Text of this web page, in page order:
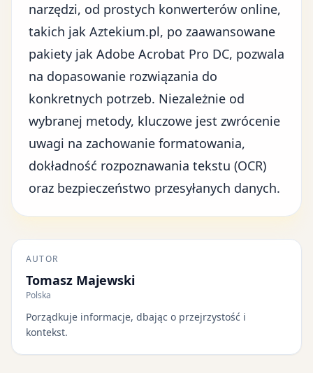
narzędzi, od prostych konwerterów online,
takich jak Aztekium.pl, po zaawansowane
pakiety jak Adobe Acrobat Pro DC, pozwala
na dopasowanie rozwiązania do
konkretnych potrzeb. Niezależnie od
wybranej metody, kluczowe jest zwrócenie
uwagi na zachowanie formatowania,
dokładność rozpoznawania tekstu (OCR)
oraz bezpieczeństwo przesyłanych danych.
AUTOR
Tomasz Majewski
Polska
Porządkuje informacje, dbając o przejrzystość i
kontekst.